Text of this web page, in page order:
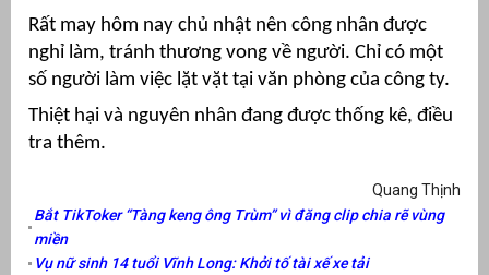
Rất may hôm nay chủ nhật nên công nhân được
nghỉ làm, tránh thương vong về người. Chỉ có một
số người làm việc lặt vặt tại văn phòng của công ty.
Thiệt hại và nguyên nhân đang được thống kê, điều
tra thêm.
Quang Thịnh
Bắt TikToker “Tàng keng ông Trùm” vì đăng clip chia rẽ vùng
miền
Vụ nữ sinh 14 tuổi Vĩnh Long: Khởi tố tài xế xe tải